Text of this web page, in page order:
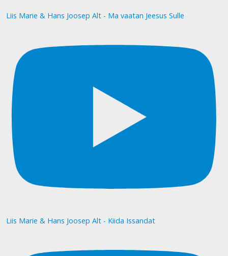
Liis Marie & Hans Joosep Alt - Ma vaatan Jeesus Sulle
Liis Marie & Hans Joosep Alt - Kiida Issandat